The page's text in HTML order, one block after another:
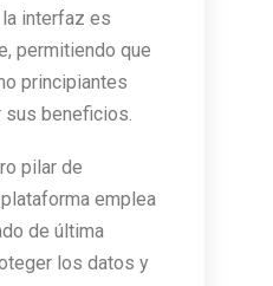
interfaz es
permitiendo que
principiantes
sus beneficios.
pilar de
emplea
de última
los datos y